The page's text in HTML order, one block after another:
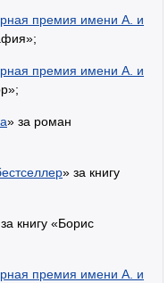
премия имени А. и
премия имени А. и
» за роман
» за книгу
книгу «Борис
премия имени А. и